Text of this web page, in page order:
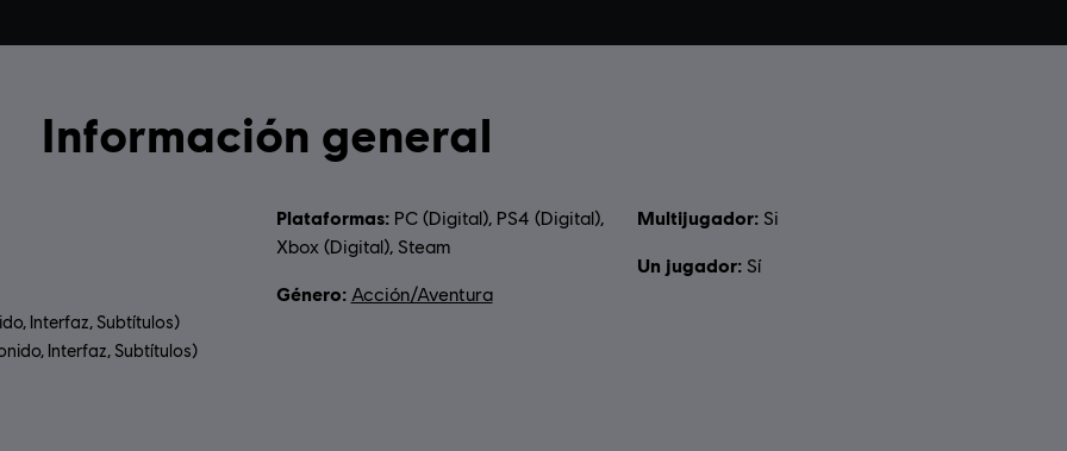
Información general
por edad :
Interfaz, Subtítulos)
Interfaz, Subtítulos)
Plataformas: PC (Digital), PS4 (Digital),
Xbox (Digital), Steam
Género: Acción/Aventura
Multijugador: Si
Un jugador: Sí